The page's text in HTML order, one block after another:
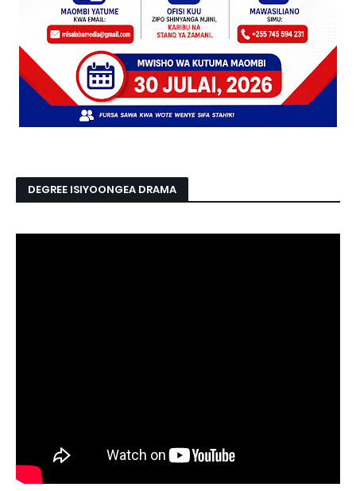
DEGREE ISIYOONGEA DRAMA